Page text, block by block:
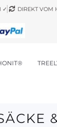
✓ DIREKT VOM